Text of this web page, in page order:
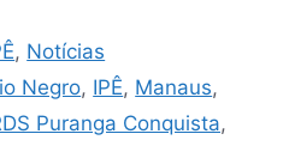
, Notícias
Negro, IPÊ, Manaus,
Puranga Conquista,